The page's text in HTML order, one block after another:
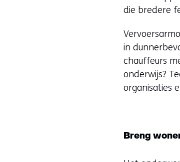
die bredere
in
chauffeurs
onderwijs?
organisaties
Breng